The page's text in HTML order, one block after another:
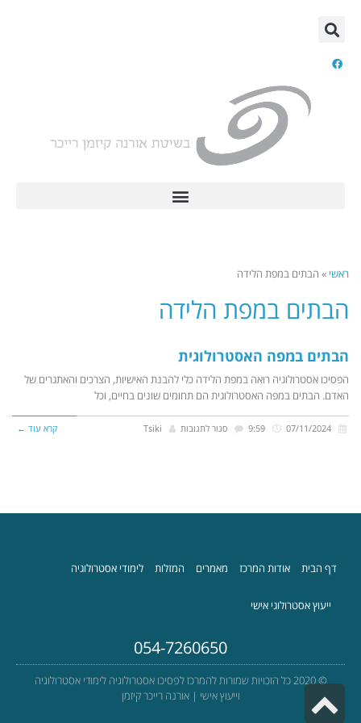
ראשי » הבתים במפת הלידה
הבתים במפת הלידה
הבתים במפה האסטרולוגית
הפסיכו אסטרולוגיה רואה במפת הלידה כלי להבנת האישיות, הצרכים והאתגרים של
האדם. הבתים במפה האסטרולוגית הם תחומים שונים בחיים, וכל
סגור לתגובות Tsiki קרא עוד ←
דף הבית אודות המרכז מאמרים המזלות לימודי אסטרולוגיה
ייעוץ אסטרולוגי אישי
054-7260650
© 2020 כל הזכויות שמורות להמרכז לפסיכו אסטרולוגיה לימודי אסטרולוגיה
וייעוץ אישי | אורנה רייכר קיזמן